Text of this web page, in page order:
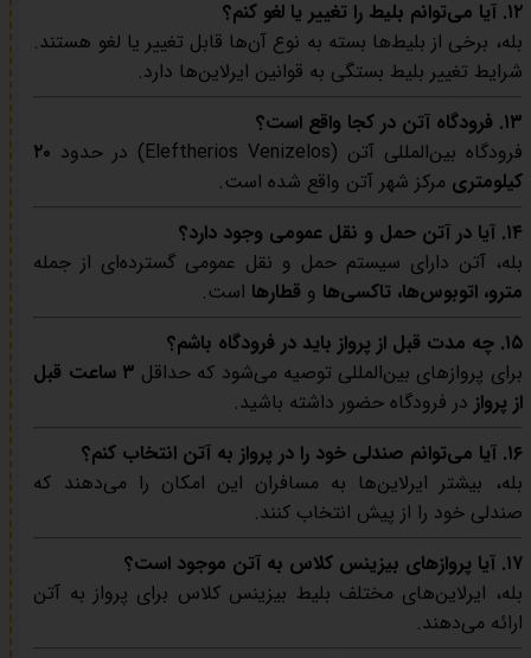
۱۲. آیا می‌توانم بلیط را تغییر یا لغو کنم؟
بله، برخی از بلیط‌ها بسته به نوع آن‌ها قابل تغییر یا لغو هستند.
شرایط تغییر بلیط بستگی به قوانین ایرلاین‌ها دارد.
۱۳. فرودگاه آتن در کجا واقع است؟
فرودگاه بین‌المللی آتن (Eleftherios Venizelos) در حدود
۲۰
کیلومتری مرکز شهر آتن واقع شده است.
۱۴. آیا در آتن حمل و نقل عمومی وجود دارد؟
بله، آتن دارای سیستم حمل و نقل عمومی گسترده‌ای از جمله
مترو، اتوبوس‌ها، تاکسی‌ها و قطارها است.
۱۵. چه مدت قبل از پرواز باید در فرودگاه باشم؟
برای پروازهای بین‌المللی توصیه می‌شود که حداقل
۳ ساعت قبل
از پرواز در فرودگاه حضور داشته باشید.
۱۶. آیا می‌توانم صندلی خود را در پرواز به آتن انتخاب کنم؟
بله، بیشتر ایرلاین‌ها به مسافران این امکان را می‌دهند که
صندلی خود را از پیش انتخاب کنند.
۱۷. آیا پروازهای بیزینس کلاس به آتن موجود است؟
بله، ایرلاین‌های مختلف بلیط بیزینس کلاس برای پرواز به آتن
ارائه می‌دهند.